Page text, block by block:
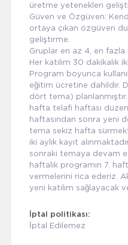
üretme yetenekleri
Güven ve Özgüven:
ortaya çıkan özgüven
geliştirme.
Gruplar en az 4, en fazla
Her katılım 30 dakikalık
Program boyunca
eğitim ücretine dahildir.
dört tema)
hafta telafi haftası
haftasından sonra yeni
tema sekiz hafta
iki aylık kayıt
sonraki temaya devam
haftalık programın 7.
vermelerini rica ederiz.
yeni katılım sağlayacak
İptal politikası:
İptal Edilemez